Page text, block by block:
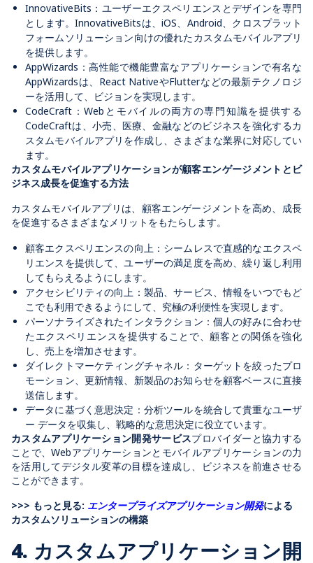
InnovativeBits：ユーザーエクスペリエンスとデザインを専門
とします。InnovativeBitsは、iOS、Android、クロスプラット
フォームソリューション向けの優れたカスタムモバイルアプリ
を提供します。
AppWizards：高性能で機能豊富なアプリケーションで有名な
AppWizardsは、React NativeやFlutterなどの最新テクノロジ
ーを活用して、ビジョンを実現します。
CodeCraft：Webとモバイルの両方の専門知識を提供する
CodeCraftは、小売、医療、金融などのビジネスを強化するカ
スタムモバイルアプリを作成し、さまざまな業界に対応してい
ます。
カスタムモバイルアプリケーションが顧客エンゲージメントとビ
ジネス成長を促進する方法
カスタムモバイルアプリは、顧客エンゲージメントを高め、成長
を促進するさまざまなメリットをもたらします。
顧客エクスペリエンスの向上：シームレスで直感的なエクスペ
リエンスを提供して、ユーザーの満足度を高め、繰り返し利用
してもらえるようにします。
アクセシビリティの向上：製品、サービス、情報をいつでもど
こでも利用できるようにして、究極の利便性を実現します。
パーソナライズされたインタラクション：個人の好みに合わせ
たエクスペリエンスを提供することで、顧客との関係を強化
し、売上を増加させます。
ダイレクトマーケティングチャネル：ターゲットを絞ったプロ
モーション、更新情報、新製品のお知らせを顧客ベースに直接
送信します。
データに基づく意思決定：分析ツールを統合して貴重なユーザ
ー データを収集し、戦略的な意思決定に役立ています。
カスタムアプリケーション開発サービスプロバイダーと協力する
ことで、Webアプリケーションとモバイルアプリケーションの力
を活用してデジタル変革の目標を達成し、ビジネスを前進させる
ことができます。
>>> もっと見る: エンタープライズアプリケーション開発による
カスタムソリューションの構築
4. カスタムアプリケーション開